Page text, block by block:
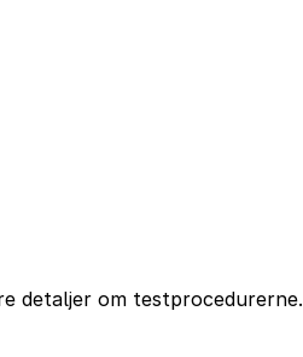
detaljer om testprocedurerne.